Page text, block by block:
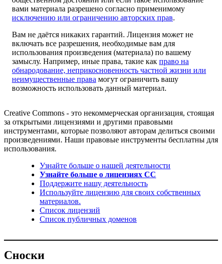
вами материала разрешено согласно применимому
исключению или ограничению авторских прав.
Вам не даётся никаких гарантий. Лицензия может не
включать все разрешения, необходимые вам для
использования произведения (материала) по вашему
замыслу. Например, иные права, такие как право на
обнародование, неприкосновенность частной жизни или
неимущественные права могут ограничить вашу
возможность использовать данный материал.
Creative Commons - это некоммерческая организация, стоящая
за открытыми лицензиями и другими правовыми
инструментами, которые позволяют авторам делиться своими
произведениями. Наши правовые инструменты бесплатны для
использования.
Узнайте больше о нашей деятельности
Узнайте больше о лицензиях CC
Поддержите нашу деятельность
Используйте лицензию для своих собственных
материалов.
Список лицензий
Список публичных доменов
Сноски